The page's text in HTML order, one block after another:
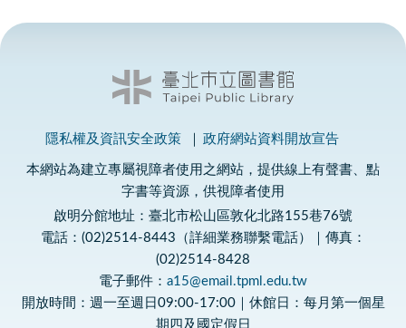
隱私權及資訊安全政策 政府網站資料開放宣告
本網站為建立專屬視障者使用之網站，提供線上有聲書、點
字書等資源，供視障者使用
啟明分館地址：臺北市松山區敦化北路155巷76號
電話：(02)2514-8443（詳細業務聯繫電話）｜傳真：
(02)2514-8428
電子郵件： a15@email.tpml.edu.tw
開放時間：週一至週日09:00-17:00｜休館日：每月第一個星
期四及國定假日